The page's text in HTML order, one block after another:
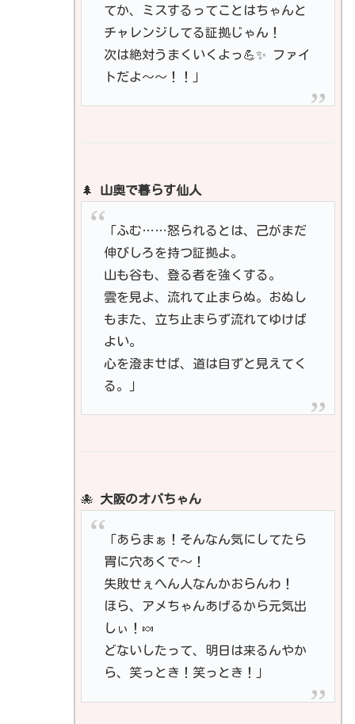
てか、ミスするってことはちゃんと
チャレンジしてる証拠じゃん！
次は絶対うまくいくよっ💪✨ ファイ
トだよ〜〜！！」
🌲 山奥で暮らす仙人
「ふむ……怒られるとは、己がまだ
伸びしろを持つ証拠よ。
山も谷も、登る者を強くする。
雲を見よ、流れて止まらぬ。おぬし
もまた、立ち止まらず流れてゆけば
よい。
心を澄ませば、道は自ずと見えてく
る。」
🐙 大阪のオバちゃん
「あらまぁ！そんなん気にしてたら
胃に穴あくで〜！
失敗せぇへん人なんかおらんわ！
ほら、アメちゃんあげるから元気出
しぃ！🍬
どないしたって、明日は来るんやか
ら、笑っとき！笑っとき！」